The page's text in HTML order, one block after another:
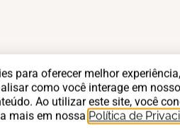
associados
para oferecer melhor
como você interage em
Ao utilizar este site, você
mais em nossa Política de